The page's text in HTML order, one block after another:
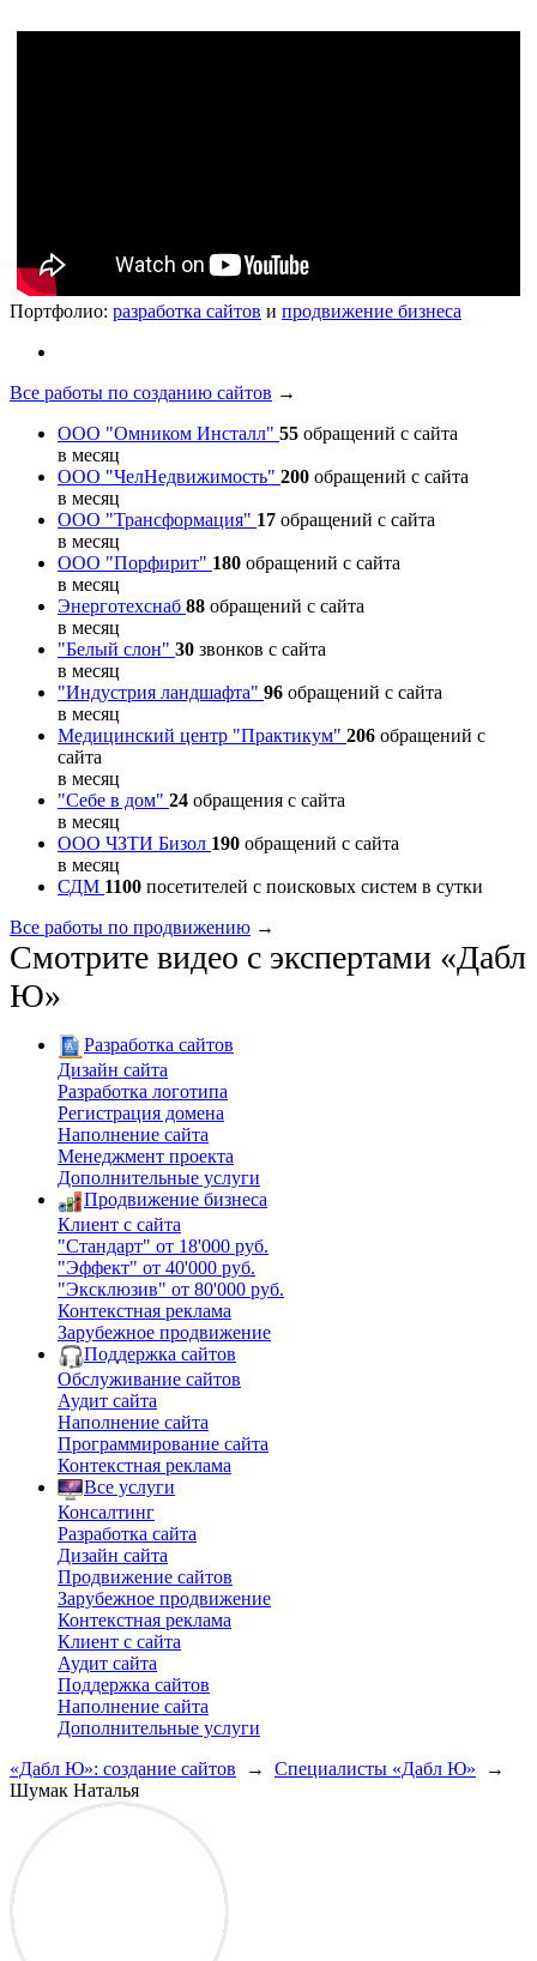
Портфолио: разработка сайтов и продвижение бизнеса
Все работы по созданию сайтов →
ООО "Омником Инсталл" 55 обращений с сайта
в месяц
ООО "ЧелНедвижимость" 200 обращений с сайта
в месяц
ООО "Трансформация" 17 обращений с сайта
в месяц
ООО "Порфирит" 180 обращений с сайта
в месяц
Энерготехснаб 88 обращений с сайта
в месяц
"Белый слон" 30 звонков с сайта
в месяц
"Индустрия ландшафта" 96 обращений с сайта
в месяц
Медицинский центр "Практикум" 206 обращений с
сайта
в месяц
"Себе в дом" 24 обращения с сайта
в месяц
ООО ЧЗТИ Бизол 190 обращений с сайта
в месяц
СДМ 1100 посетителей с поисковых систем в сутки
Все работы по продвижению →
Смотрите видео с экспертами «Дабл
Ю»
Разработка сайтов
Дизайн сайта
Разработка логотипа
Регистрация домена
Наполнение сайта
Менеджмент проекта
Дополнительные услуги
Продвижение бизнеса
Клиент с сайта
"Стандарт" от 18'000 руб.
"Эффект" от 40'000 руб.
"Эксклюзив" от 80'000 руб.
Контекстная реклама
Зарубежное продвижение
Поддержка сайтов
Обслуживание сайтов
Аудит сайта
Наполнение сайта
Программирование сайта
Контекстная реклама
Все услуги
Консалтинг
Разработка сайта
Дизайн сайта
Продвижение сайтов
Зарубежное продвижение
Контекстная реклама
Клиент с сайта
Аудит сайта
Поддержка сайтов
Наполнение сайта
Дополнительные услуги
«Дабл Ю»: создание сайтов
→ Специалисты «Дабл Ю»
→
Шумак Наталья